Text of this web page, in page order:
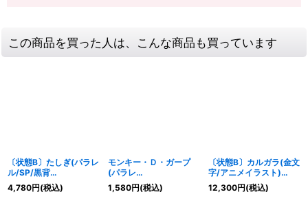
この商品を買った人は、こんな商品も買っています
〔状態B〕たしぎ(パラレ
ル/SP/黒背
景/illust:Hashimoto Q)
【SP】{OP06-
4,780円(税込)
モンキー・Ｄ・ガープ
(パラレ
ル/illust:SENNSU)
【SR/P】{OP12-056}
1,580円(税込)
〔状態B〕カルガラ(金文
字/アニメイラスト)
【L】{OP08-098}
12,300円(税込)